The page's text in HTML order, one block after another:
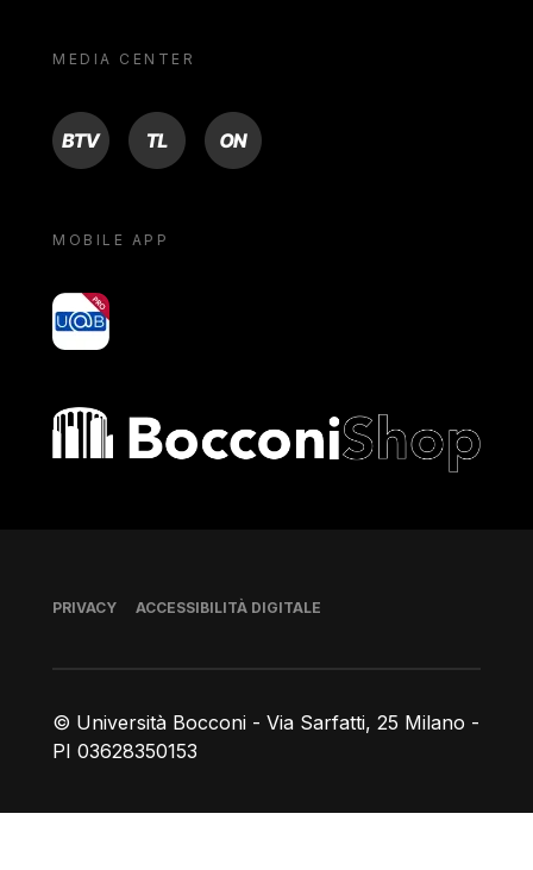
MEDIA CENTER
BTV TL ON
MOBILE APP
yoU@B
Bocconi shop
© Università Bocconi - Via Sarfatti, 25 Milano -
PI 03628350153
Piè di pagina
PRIVACY ACCESSIBILITÀ DIGITALE